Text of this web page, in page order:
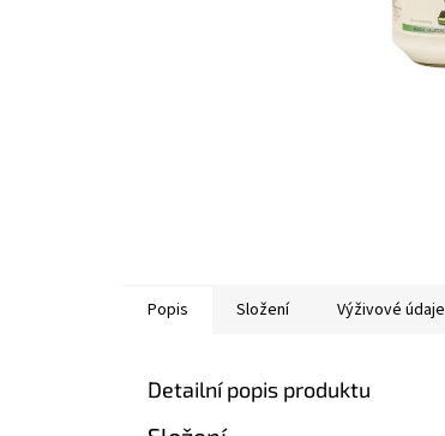
Popis Složení Výživové údaje
Detailní popis produktu